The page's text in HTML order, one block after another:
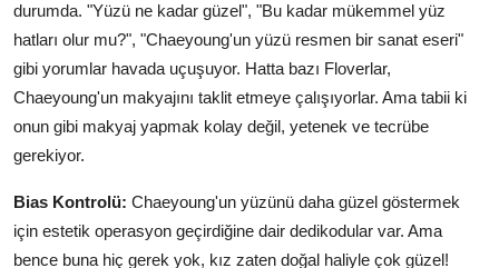
durumda. "Yüzü ne kadar güzel", "Bu kadar mükemmel yüz
hatları olur mu?", "Chaeyoung'un yüzü resmen bir sanat eseri"
gibi yorumlar havada uçuşuyor. Hatta bazı Floverlar,
Chaeyoung'un makyajını taklit etmeye çalışıyorlar. Ama tabii ki
onun gibi makyaj yapmak kolay değil, yetenek ve tecrübe
gerekiyor.
Bias Kontrolü: Chaeyoung'un yüzünü daha güzel göstermek
için estetik operasyon geçirdiğine dair dedikodular var. Ama
bence buna hiç gerek yok, kız zaten doğal haliyle çok güzel!